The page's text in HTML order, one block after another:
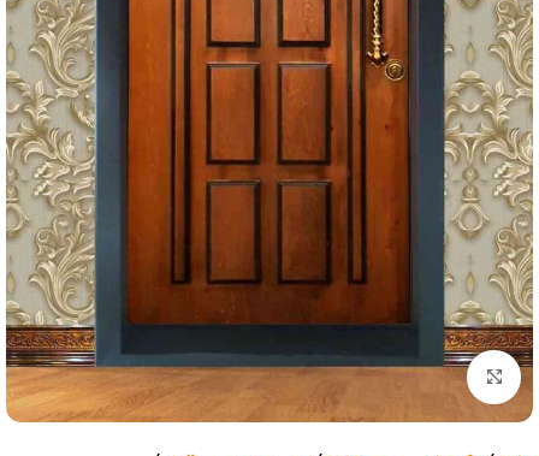
بزرگنمایی تصویر